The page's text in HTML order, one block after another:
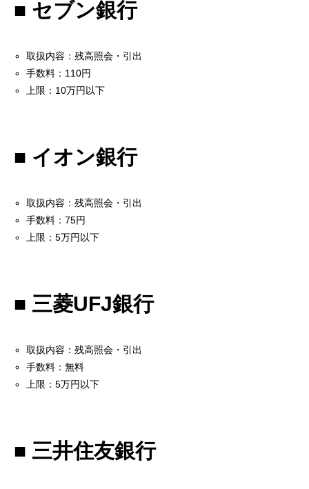
■ セブン銀行
取扱内容：残高照会・引出
手数料：110円
上限：10万円以下
■ イオン銀行
取扱内容：残高照会・引出
手数料：75円
上限：5万円以下
■ 三菱UFJ銀行
取扱内容：残高照会・引出
手数料：無料
上限：5万円以下
■ 三井住友銀行